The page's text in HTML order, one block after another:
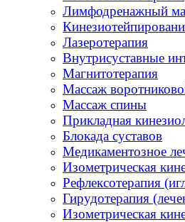
Лимфодренажный
Лазеротерапия
Внутрисуставные
Магнитотерапия
Массаж
Массаж спины
Прикладная
Блокада суставов
Медикаментозное
Изометрическая
Рефлексотерапия
Гирудотерапия
Изометрическая